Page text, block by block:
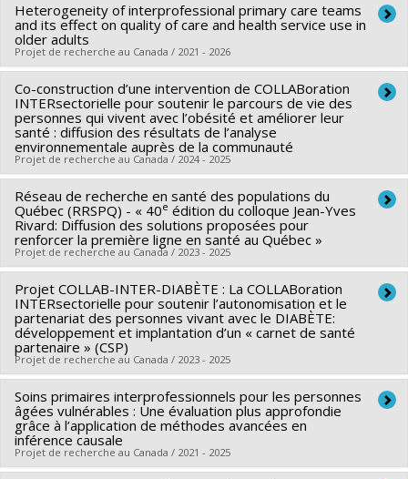
Grant programs:PVXXXXXX-Plateforme de financements de
la recherche intersectorielle sur le vieillissement - volet
Living Lab (financement partagé entre les fonds de
Lead researcher : Olivier Beauchet
Co-researchers : Nadia Sourial
Funding sources:FRQSC/Fonds de recherche du Québec -
Société et culture (FQRSC)
Grant programs:PVXXXXXX-(AC) Actions concertées -
générique
Heterogeneity of interprofessional primary care teams
and its effect on quality of care and health service use in
older adults
Projet de recherche au Canada / 2021 - 2026
Lead researcher : Nadia Sourial
Co-researchers : Janusz Kaczorowski,Cristina Longo,
Catherine Hudon,Mylaine Breton,Claire Godard-Sebillotte
,Anaïs Lacasse
Funding sources:IRSC/Instituts de recherche en santé du
Canada
Grant programs: PVXXXXXX-(PJT) Subvention Projet
Co-construction d’une intervention de COLLABoration
INTERsectorielle pour soutenir le parcours de vie des
personnes qui vivent avec l’obésité et améliorer leur
santé : diffusion des résultats de l’analyse
environnementale auprès de la communauté
Projet de recherche au Canada / 2024 - 2025
Réseau de recherche en santé des populations du
Québec (RRSPQ) - « 40e édition du colloque Jean-Yves
Rivard: Diffusion des solutions proposées pour
renforcer la première ligne en santé au Québec »
Projet de recherche au Canada / 2023 - 2025
Lead researcher : France Gagnon
Co-researchers : Nadia Sourial
Funding sources:FRQS/Fonds de recherche du Québec -
Santé (FRSQ)
Grant programs:PVXXXXXX-Réseaux thématiques de
recherche
Projet COLLAB-INTER-DIABÈTE : La COLLABoration
INTERsectorielle pour soutenir l’autonomisation et le
partenariat des personnes vivant avec le DIABÈTE:
développement et implantation d’un « carnet de santé
partenaire » (CSP)
Projet de recherche au Canada / 2023 - 2025
Lead researcher : Géraldine Layani
Co-researchers : Antoine Boivin,Brigitte Vachon,
Emmanuelle Trépanier
Baptiste GARTNER
Soins primaires interprofessionnels pour les personnes
âgées vulnérables : Une évaluation plus approfondie
grâce à l’application de méthodes avancées en
inférence causale
Projet de recherche au Canada / 2021 - 2025